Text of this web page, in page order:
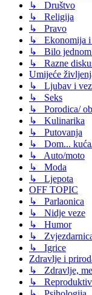
↳ Društvo
↳ Religija
↳ Pravo
↳ Ekonomija i
↳ Bilo jednom
↳ Razne
Umijeće
↳ Ljubav i
↳ Seks
↳ Porodica/
↳ Kulinarika
↳ Putovanja
↳ Dom...
↳ Auto/moto
↳ Moda
↳ Ljepota
OFF TOPIC
↳ Parlaonica
↳ Nidje veze
↳ Humor
↳
↳ Igrice
Zdravlje i
↳ Zdravlje,
↳